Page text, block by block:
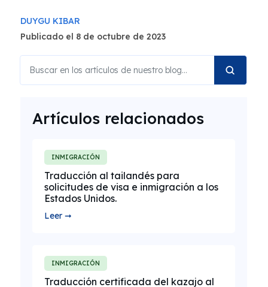
DUYGU KIBAR
Publicado el 8 de octubre de 2023
Artículos relacionados
INMIGRACIÓN
Traducción al tailandés para
solicitudes de visa e inmigración a los
Estados Unidos.
Leer ➞
INMIGRACIÓN
Traducción certificada del kazajo al